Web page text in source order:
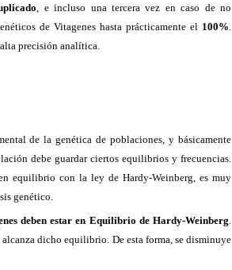
, e incluso una tercera vez en caso de no
de Vitagenes hasta prácticamente el 100%
precisión analítica.
de la genética de poblaciones, y básicamente
debe guardar ciertos equilibrios y frecuencias.
equilibrio con la ley de Hardy-Weinberg, es muy
genético.
deben estar en Equilibrio de Hardy-Weinberg.
dicho equilibrio. De esta forma, se disminuye